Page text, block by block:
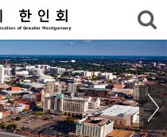
북5